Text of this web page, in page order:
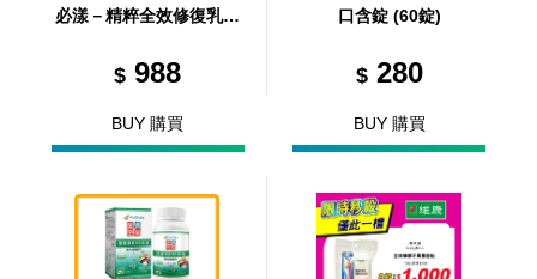
必漾－精粹全效修復乳霜
$988
BUY 購買
口含錠 (60錠)
$280
BUY 購買